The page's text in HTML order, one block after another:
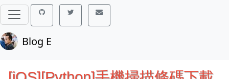
Blog E